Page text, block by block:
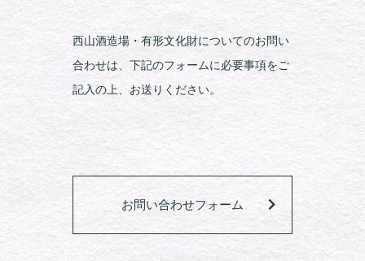
西山酒造場・有形文化財についてのお問い
合わせは、下記のフォームに必要事項をご
記入の上、お送りください。
お問い合わせフォーム